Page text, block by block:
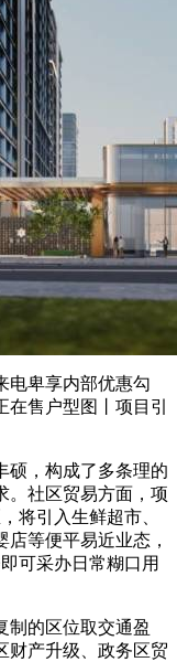
卑享内部优惠勾
售户型图丨项目引
，构成了多条理的
。社区贸易方面，项
将引入生鲜超市、
等便平易近业态，
可采办日常糊口用
的区位取交通盈
财产升级、政务区贸